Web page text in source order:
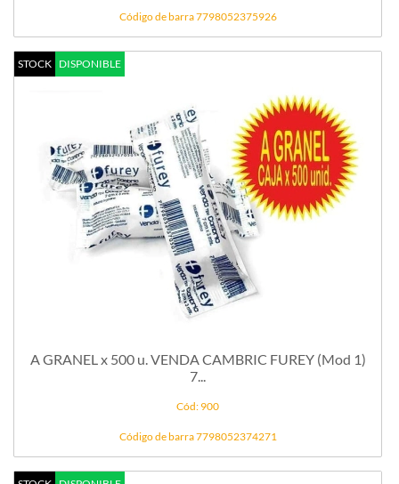
Código de barra 7798052375926
STOCK DISPONIBLE
A GRANEL x 500 u. VENDA CAMBRIC FUREY (Mod 1)
7...
Cód: 900
Código de barra 7798052374271